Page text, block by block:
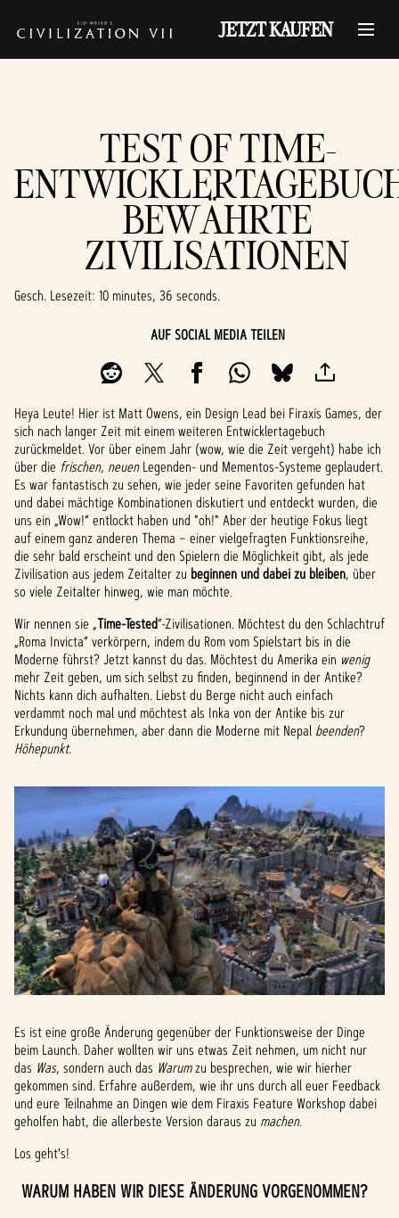
JETZT KAUFEN
TEST OF TIME-
BEWÄHRTE
ZIVILISATIONEN
Gesch. Lesezeit 10 minutes, 36 seconds
AUF SOCIAL MEDIA TEILEN
Heya Leute! Hier ist Matt Owens, ein Design Lead bei Firaxis Games, der
sich nach langer Zeit mit einem weiteren Entwicklertagebuch
zurückmeldet. Vor über einem Jahr (wow, wie die Zeit vergeht) habe ich
über die frischen, neuenLegenden- und Mementos-Systeme geplaudert.
Es war fantastisch zu sehen, wie jeder seine Favoriten gefunden hat
und dabei mächtige Kombinationen diskutiert und entdeckt wurden, die
uns ein „Wow!“ entlockt haben und "oh!" Aber der heutige Fokus liegt
auf einem ganz anderen Thema – einer vielgefragten Funktionsreihe,
die sehr bald erscheint und den Spielern die Möglichkeit gibt, als jede
Zivilisation aus jedem Zeitalter zu beginnen und dabei zu bleiben, über
so viele Zeitalter hinweg, wie man möchte.
Wir nennen sie „Time-Tested“-Zivilisationen. Möchtest du den Schlachtruf
„Roma Invicta“ verkörpern, indem du Rom vom Spielstart bis in die
Moderne führst? Jetzt kannst du das. Möchtest du Amerika ein wenig
mehr Zeit geben, um sich selbst zu finden, beginnend in der Antike?
Nichts kann dich aufhalten. Liebst du Berge nicht auch einfach
verdammt noch mal und möchtest als Inka von der Antike bis zur
Erkundung übernehmen, aber dann die Moderne mit Nepal beenden?
Höhepunkt.
Es ist eine große Änderung gegenüber der Funktionsweise der Dinge
beim Launch. Daher wollten wir uns etwas Zeit nehmen, um nicht nur
das Was, sondern auch das Warumzu besprechen, wie wir hierher
gekommen sind. Erfahre außerdem, wie ihr uns durch all euer Feedback
und eure Teilnahme an Dingen wie dem Firaxis Feature Workshop dabei
geholfen habt, die allerbeste Version daraus zu machen.
Los geht's!
WARUM HABEN WIR DIESE ÄNDERUNG VORGENOMMEN?